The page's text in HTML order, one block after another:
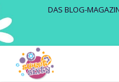
DAS BLOG-